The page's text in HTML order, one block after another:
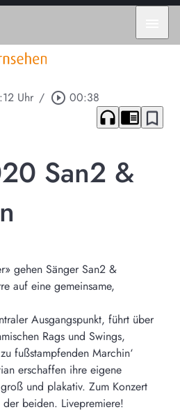
Uhr / play_circle_outline 00:38
headphones chrome_reader_mode bookmark_border
San2 &
gehen Sänger San2 &
auf eine gemeinsame,
Ausgangspunkt, führt über
Rags und Swings,
fußstampfenden Marchin‘
erschaffen ihre eigene
und plakativ. Zum Konzert
beiden. Livepremiere!